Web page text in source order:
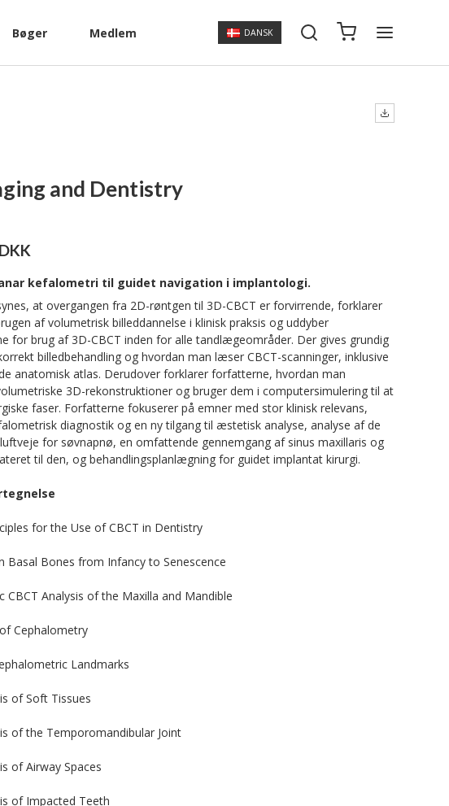
Bøger Medlem DANSK
and Dentistry
kefalometri til guidet navigation i implantologi.
at overgangen fra 2D-røntgen til 3D-CBCT er forvirrende, forklarer
af volumetrisk billeddannelse i klinisk praksis og uddyber
for brug af 3D-CBCT inden for alle tandlægeområder. Der gives grundig
billedbehandling og hvordan man læser CBCT-scanninger, inklusive
anatomisk atlas. Derudover forklarer forfatterne, hvordan man
3D-rekonstruktioner og bruger dem i computersimulering til at
faser. Forfatterne fokuserer på emner med stor klinisk relevans,
diagnostik og en ny tilgang til æstetisk analyse, analyse af de
for søvnapnø, en omfattende gennemgang af sinus maxillaris og
til den, og behandlingsplanlægning for guidet implantat kirurgi.
for the Use of CBCT in Dentistry
Basal Bones from Infancy to Senescence
CBCT Analysis of the Maxilla and Mandible
Cephalometry
Landmarks
of Soft Tissues
of the Temporomandibular Joint
of Airway Spaces
of Impacted Teeth